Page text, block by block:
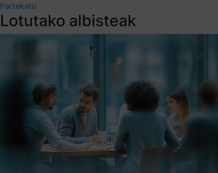
Partekatu
Lotutako albisteak